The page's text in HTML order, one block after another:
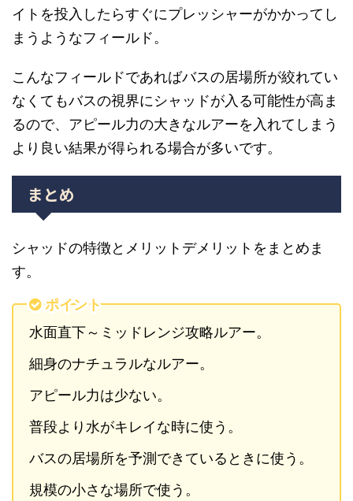
イトを投入したらすぐにプレッシャーがかかってし
まうようなフィールド。
こんなフィールドであればバスの居場所が絞れてい
なくてもバスの視界にシャッドが入る可能性が高ま
るので、アピール力の大きなルアーを入れてしまう
より良い結果が得られる場合が多いです。
まとめ
シャッドの特徴とメリットデメリットをまとめま
す。
ポイント
水面直下～ミッドレンジ攻略ルアー。
細身のナチュラルなルアー。
アピール力は少ない。
普段より水がキレイな時に使う。
バスの居場所を予測できているときに使う。
規模の小さな場所で使う。